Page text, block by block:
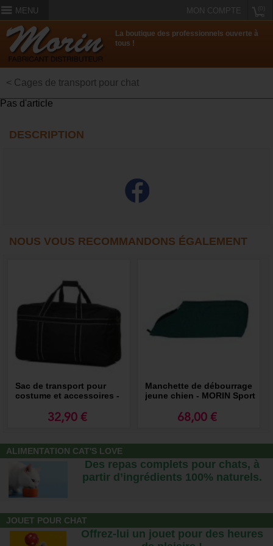
MENU MON COMPTE
La boutique des professionnels ouverte à
tous !
< Cages de transport pour chat
Pas d'article
DESCRIPTION
NOUS VOUS RECOMMANDONS ÉGALEMENT
Sac de transport pour
costume et accessoires -
32,90 €
Manchette de débourrage
jeune chien - MORIN Sport
68,00 €
ALIMENTATION CAT'S LOVE
Des repas complets pour chats, à
partir d’ingrédients 100% naturels.
JOUET POUR CHAT
Offrez-lui un jouet pour des heures